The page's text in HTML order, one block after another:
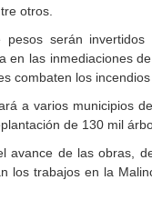
otros.
serán
en las inmediaciones
combaten los incendios
a varios municipios
de 130 mil
avance de las obras,
los trabajos en la